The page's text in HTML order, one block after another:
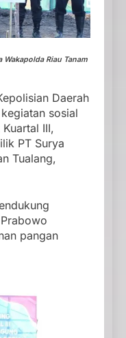
Wakapolda Riau Tanam
Daerah
sosial
III,
PT Surya
Tualang,
pangan